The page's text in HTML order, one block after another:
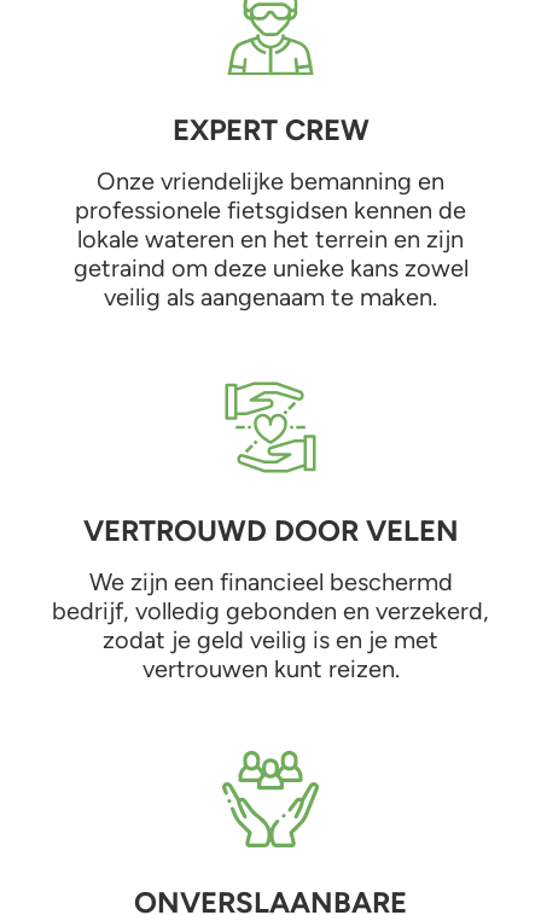
EXPERT CREW
Onze vriendelijke bemanning en
professionele fietsgidsen kennen de
lokale wateren en het terrein en zijn
getraind om deze unieke kans zowel
veilig als aangenaam te maken.
VERTROUWD DOOR VELEN
We zijn een financieel beschermd
bedrijf, volledig gebonden en verzekerd,
zodat je geld veilig is en je met
vertrouwen kunt reizen.
ONVERSLAANBARE